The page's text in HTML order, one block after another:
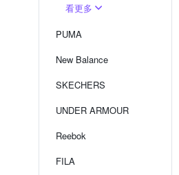
看更多
PUMA
New Balance
SKECHERS
UNDER ARMOUR
Reebok
FILA